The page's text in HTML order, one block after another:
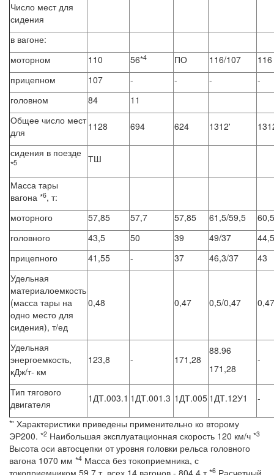
Число мест для
сидения
в вагоне:
моторном
110 56*4 ПО 116/107
116
прицепном
107 - - -
-
головном
84
11
Общее число мест
для
1128 694 624 1312'
сидения в поезде
*5 ТШ
Масса тары
вагона *6, т:
моторного
57,85 57,7 57,85 61,5/59,5
60,5
головного
43,5 50 39 49/37
44,5
прицепного
41,55 - 37 46,3/37
43
Удельная
материалоемкость
(масса тары на
одно место для
сидения), т/ед
0,48 0,47 0,5/0,47 0,47
Удельная
энергоемкость,
кДж/т- км
123,8 - 171,28
88.96
171,28
-
Тип тягового
двигателя
1ДТ.003.1 1ДТ.001.3 1ДТ.005 1ДТ.12У1 -
*' Характеристики приведены применительно ко второму
ЭР200. *2 Наибольшая эксплуатационная скорость 120 км/ч *3
Высота оси автосцепки от уровня головки рельса головного
вагона 1070 мм *4 Масса без токоприемника, с
токоприемником 59,7 т, всех 14 вагонов - 804,4 т *6 Расчетный